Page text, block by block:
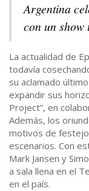
Argentina
con un show
La actualidad de
todavía
su aclamado
expandir sus
Project”, en
Además, los
motivos de
escenarios. Con
Mark Jansen y
a sala llena en el
en el país.